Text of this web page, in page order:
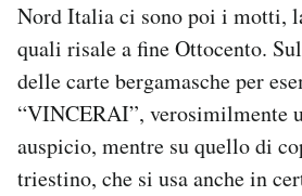
Nord Italia ci sono poi i motti,
quali risale a fine Ottocento.
delle carte bergamasche per
“VINCERAI”, verosimilmente
auspicio, mentre su quello di
triestino, che si usa anche in